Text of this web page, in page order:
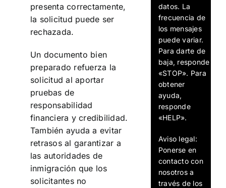
presenta correctamente,
la solicitud puede ser
rechazada.
Un documento bien
preparado refuerza la
solicitud al aportar
pruebas de
responsabilidad
financiera y credibilidad.
También ayuda a evitar
retrasos al garantizar a
las autoridades de
inmigración que los
solicitantes no
datos. La
frecuencia de
los mensajes
puede variar.
Para darte de
baja, responde
«STOP». Para
obtener
ayuda,
responde
«HELP».
Aviso legal:
Ponerse en
contacto con
nosotros a
través de los